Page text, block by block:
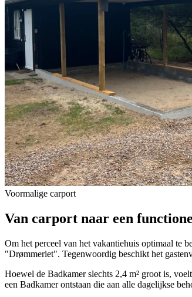
Voormalige carport
Van carport naar een
Om het perceel van het vakantiehuis optimaal te
"Drømmeriet". Tegenwoordig beschikt het
Hoewel de Badkamer slechts 2,4 m² groot is,
een Badkamer ontstaan die aan alle dagelijkse